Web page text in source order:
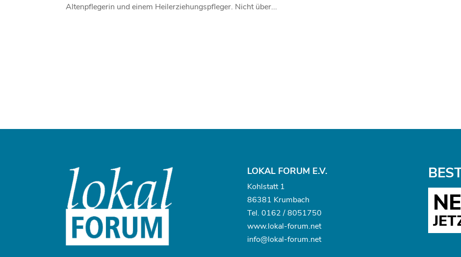
Altenpflegerin und einem Heilerziehungspfleger. Nicht über...
LOKAL FORUM E.V.
Kohlstatt 1
86381 Krumbach
Tel. 0162 / 8051750
www.lokal-forum.net
info@lokal-forum.net